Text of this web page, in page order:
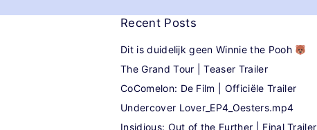
Recent Posts
Dit is duidelijk geen Winnie the Pooh
The Grand Tour | Teaser Trailer
CoComelon: De Film | Officiële Trailer
Undercover Lover_EP4_Oesters.mp4
Insidious: Out of the Further | Final Trailer